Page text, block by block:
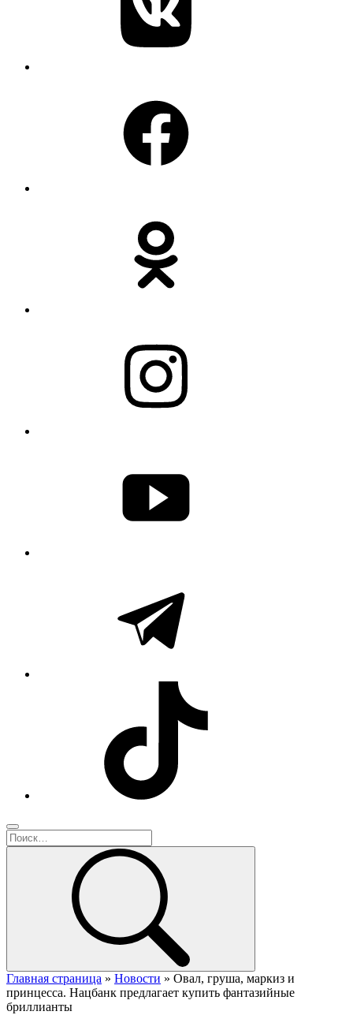
Главная страница » Новости » Овал, груша, маркиз и
принцесса. Нацбанк предлагает купить фантазийные
бриллианты